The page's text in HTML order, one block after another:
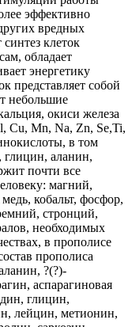
эффективно
вредных
клеток
обладает
энергетику
собой
небольшие
окиси железа
Cu, Mn, Na, Zn, Sе,Ti,
в том
глицин, аланин,
почти все
магний,
кобальт, фосфор,
стронций,
необходимых
в прополисе
прополиса
?(?)-
аспарагиновая
глицин,
лейцин, метионин,